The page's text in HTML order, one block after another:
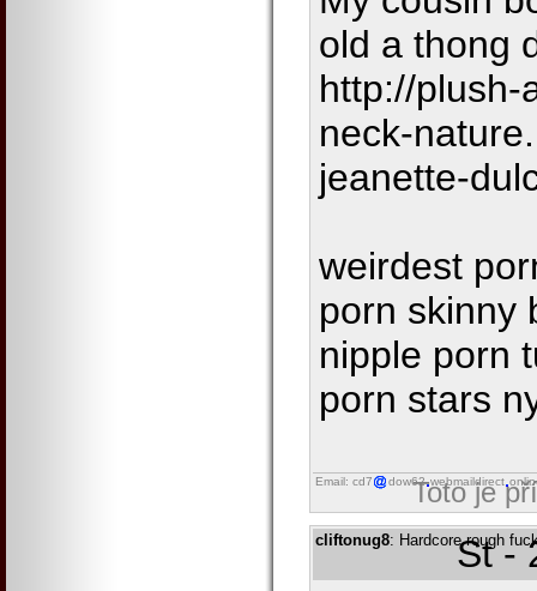
old a thong
http://plush-
neck-
jeanette-
weirdest
porn skinny
nipple porn
porn stars
Email: cd7 dow62 webmaildirect
Toto je
cliftonug8: Hardcore rough
St -